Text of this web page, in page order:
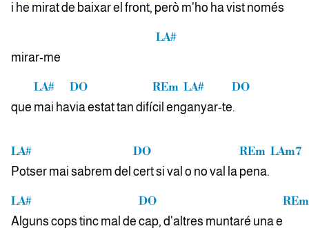
i he mirat de baixar el front, però m'ho ha vist només
mi
LA#
rar-me
que
LA#
mai ha
DO
via estat tan difí
REm
cil
LA#
en
DO
ganyar-te.
LA#
Potser mai sabrem del
DO
cert si val o no val la
REm
pena.
LAm7
LA#
Alguns cops tinc mal de
DO
cap, d'altres muntaré una e
REm